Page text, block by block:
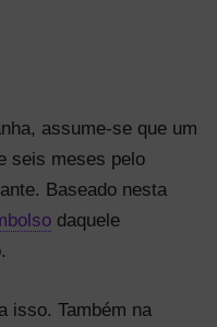
assume-se que um
seis meses pelo
Baseado nesta
daquele
isso. Também na